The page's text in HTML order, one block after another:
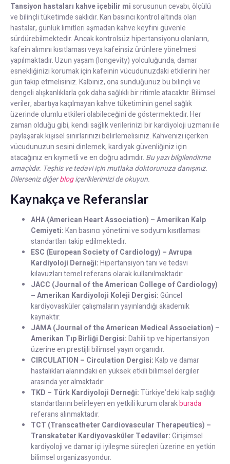
Tansiyon hastaları kahve içebilir misorusunun cevabı, ölçülü
ve bilinçli tüketimde saklıdır. Kan basıncı kontrol altında olan
hastalar, günlük limitleri aşmadan kahve keyfini güvenle
sürdürebilmektedir. Ancak kontrolsüz hipertansiyonu olanların,
kafein alımını kısıtlaması veya kafeinsiz ürünlere yönelmesi
yapılmaktadır. Uzun yaşam (longevity) yolculuğunda, damar
esnekliğinizi korumak için kafeinin vücudunuzdaki etkilerini her
gün takip etmelisiniz. Kalbiniz, ona sunduğunuz bu bilinçli ve
dengeli alışkanlıklarla çok daha sağlıklı bir ritimle atacaktır. Bilimsel
veriler, abartıya kaçılmayan kahve tüketiminin genel sağlık
üzerinde olumlu etkileri olabileceğini de göstermektedir. Her
zaman olduğu gibi, kendi sağlık verilerinizi bir kardiyoloji uzmanı ile
paylaşarak kişisel sınırlarınızı belirlemelisiniz. Kahvenizi içerken
vücudunuzun sesini dinlemek, kardiyak güvenliğiniz için
atacağınız en kıymetli ve en doğru adımdır. Bu yazı bilgilendirme
amaçlıdır. Teşhis ve tedavi için mutlaka doktorunuza danışınız.
Dilerseniz diğerblogiçeriklerimizi de okuyun.
Kaynakça ve Referanslar
AHA (American Heart Association) – Amerikan Kalp
Cemiyeti:Kan basıncı yönetimi ve sodyum kısıtlaması
standartları takip edilmektedir.
ESC (European Society of Cardiology) – Avrupa
Kardiyoloji Derneği:Hipertansiyon tanı ve tedavi
kılavuzları temel referans olarak kullanılmaktadır.
JACC (Journal of the American College of Cardiology)
– Amerikan Kardiyoloji Koleji Dergisi:Güncel
kardiyovasküler çalışmaların yayınlandığı akademik
kaynaktır.
JAMA (Journal of the American Medical Association) –
Amerikan Tıp Birliği Dergisi:Dahili tıp ve hipertansiyon
üzerine en prestijli bilimsel yayın organıdır.
CIRCULATION – Circulation Dergisi:Kalp ve damar
hastalıkları alanındaki en yüksek etkili bilimsel dergiler
arasında yer almaktadır.
TKD – Türk Kardiyoloji Derneği:Türkiye’deki kalp sağlığı
standartlarını belirleyen en yetkili kurum olarakburada
referans alınmaktadır.
TCT (Transcatheter Cardiovascular Therapeutics) –
Transkateter Kardiyovasküler Tedaviler:Girişimsel
kardiyoloji ve damar içi iyileşme süreçleri üzerine en yetkin
bilimsel organizasyondur.